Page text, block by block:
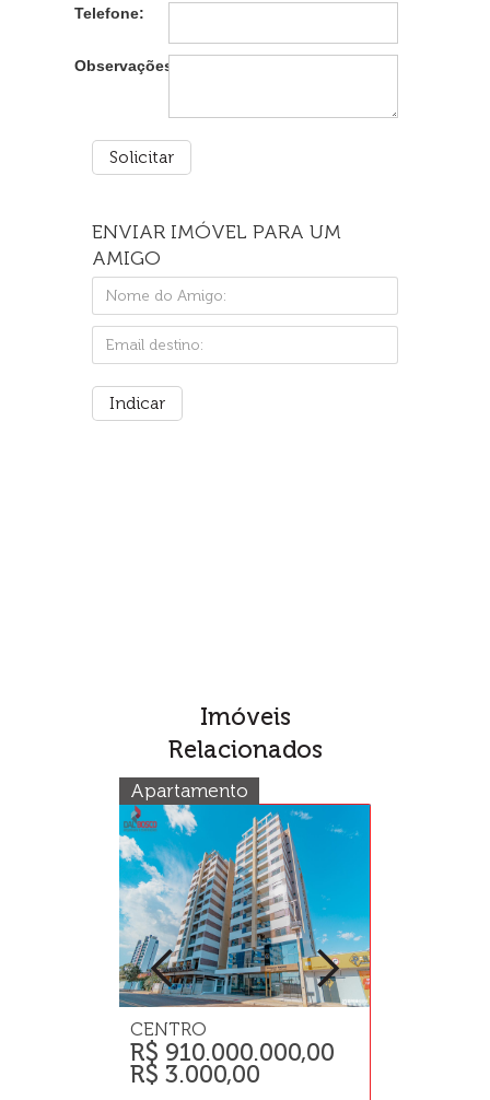
Telefone:
Observações:
ENVIAR IMÓVEL PARA UM
AMIGO
Imóveis
Relacionados
Apartamento
CENTRO
R$ 910.000.000,00
R$ 3.000,00